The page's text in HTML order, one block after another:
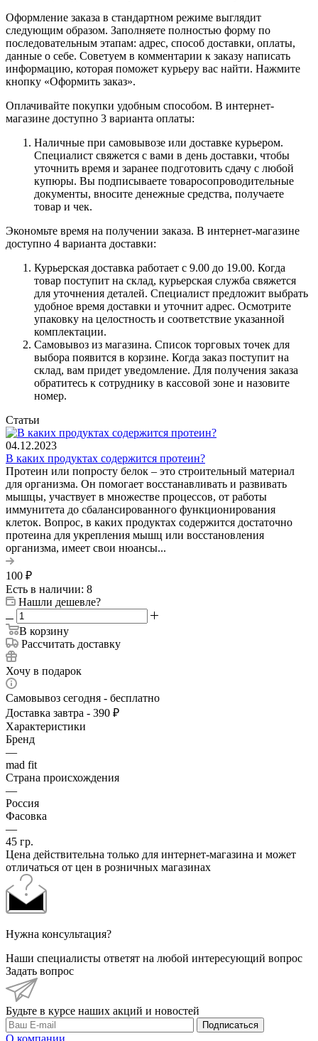
Оформление заказа в стандартном режиме выглядит
следующим образом. Заполняете полностью форму по
последовательным этапам: адрес, способ доставки, оплаты,
данные о себе. Советуем в комментарии к заказу написать
информацию, которая поможет курьеру вас найти. Нажмите
кнопку «Оформить заказ».
Оплачивайте покупки удобным способом. В интернет-
магазине доступно 3 варианта оплаты:
Наличные при самовывозе или доставке курьером.
Специалист свяжется с вами в день доставки, чтобы
уточнить время и заранее подготовить сдачу с любой
купюры. Вы подписываете товаросопроводительные
документы, вносите денежные средства, получаете
товар и чек.
Экономьте время на получении заказа. В интернет-магазине
доступно 4 варианта доставки:
Курьерская доставка работает с 9.00 до 19.00. Когда
товар поступит на склад, курьерская служба свяжется
для уточнения деталей. Специалист предложит выбрать
удобное время доставки и уточнит адрес. Осмотрите
упаковку на целостность и соответствие указанной
комплектации.
Самовывоз из магазина. Список торговых точек для
выбора появится в корзине. Когда заказ поступит на
склад, вам придет уведомление. Для получения заказа
обратитесь к сотруднику в кассовой зоне и назовите
номер.
Статьи
04.12.2023
В каких продуктах содержится протеин?
Протеин или попросту белок – это строительный материал
для организма. Он помогает восстанавливать и развивать
мышцы, участвует в множестве процессов, от работы
иммунитета до сбалансированного функционирования
клеток. Вопрос, в каких продуктах содержится достаточно
протеина для укрепления мышц или восстановления
организма, имеет свои нюансы...
100 ₽
Есть в наличии: 8
Нашли дешевле?
В корзину
Рассчитать доставку
Хочу в подарок
Самовывоз сегодня - бесплатно
Доставка завтра - 390 ₽
Характеристики
Бренд
—
mad fit
Страна происхождения
—
Россия
Фасовка
—
45 гр.
Цена действительна только для интернет-магазина и может
отличаться от цен в розничных магазинах
Нужна консультация?
Наши специалисты ответят на любой интересующий вопрос
Задать вопрос
Будьте в курсе наших акций и новостей
Подписаться
О компании